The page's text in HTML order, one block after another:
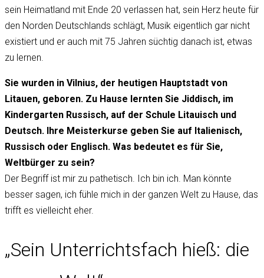
sein Heimatland mit Ende 20 verlassen hat, sein Herz heute für
den Norden Deutschlands schlägt, Musik eigentlich gar nicht
existiert und er auch mit 75 Jahren süchtig danach ist, etwas
zu lernen.
Sie wurden in Vilnius, der heutigen Hauptstadt von
Litauen, geboren. Zu Hause lernten Sie Jiddisch, im
Kindergarten Russisch, auf der Schule Litauisch und
Deutsch. Ihre Meisterkurse geben Sie auf Italienisch,
Russisch oder Englisch. Was bedeutet es für Sie,
Weltbürger zu sein?
Der Begriff ist mir zu pathetisch. Ich bin ich. Man könnte
besser sagen, ich fühle mich in der ganzen Welt zu Hause, das
trifft es vielleicht eher.
„Sein Unterrichtsfach hieß: die